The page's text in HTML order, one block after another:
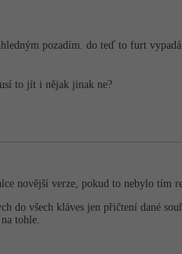
pozadím. do teď to furt
to jít i nějak jinak ne?
novější verze, pokud to nebylo tím
do všech kláves jen přičtení dané
tohle.